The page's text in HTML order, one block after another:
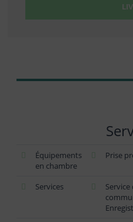
Équipements
en chambre
Prise
Services